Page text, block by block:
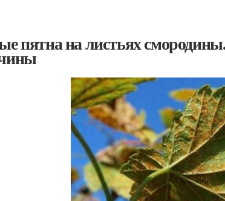
пятна на листьях